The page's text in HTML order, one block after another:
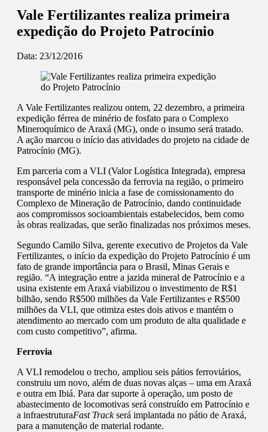
Vale Fertilizantes realiza primeira
expedição do Projeto Patrocínio
Data: 23/12/2016
A Vale Fertilizantes realizou ontem, 22 dezembro, a primeira
expedição férrea de minério de fosfato para o Complexo
Mineroquímico de Araxá (MG), onde o insumo será tratado.
A ação marcou o início das atividades do projeto na cidade de
Patrocínio (MG).
Em parceria com a VLI (Valor Logística Integrada), empresa
responsável pela concessão da ferrovia na região, o primeiro
transporte de minério inicia a fase de comissionamento do
Complexo de Mineração de Patrocínio, dando continuidade
aos compromissos socioambientais estabelecidos, bem como
às obras realizadas, que serão finalizadas nos próximos meses.
Segundo Camilo Silva, gerente executivo de Projetos da Vale
Fertilizantes, o início da expedição do Projeto Patrocínio é um
fato de grande importância para o Brasil, Minas Gerais e
região. “A integração entre a jazida mineral de Patrocínio e a
usina existente em Araxá viabilizou o investimento de R$1
bilhão, sendo R$500 milhões da Vale Fertilizantes e R$500
milhões da VLI, que otimiza estes dois ativos e mantém o
atendimento ao mercado com um produto de alta qualidade e
com custo competitivo”, afirma.
Ferrovia
A VLI remodelou o trecho, ampliou seis pátios ferroviários,
construiu um novo, além de duas novas alças – uma em Araxá
e outra em Ibiá. Para dar suporte à operação, um posto de
abastecimento de locomotivas será construído em Patrocínio e
a infraestruturaFast Trackserá implantada no pátio de Araxá,
para a manutenção de material rodante.